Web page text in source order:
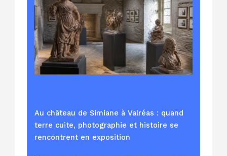
Au château de Simiane à Valréas : quand
terre cuite, photographie et histoire se
rencontrent en exposition